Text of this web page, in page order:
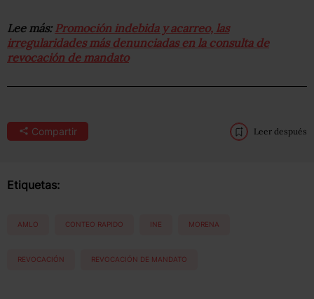
Lee más: Promoción indebida y acarreo, las
irregularidades más denunciadas en la consulta de
revocación de mandato
Compartir Leer después
Etiquetas:
AMLO CONTEO RAPIDO INE MORENA
REVOCACIÓN REVOCACIÓN DE MANDATO